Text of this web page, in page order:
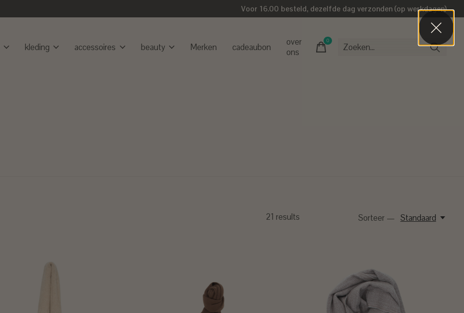
Voor 16.00 besteld, dezelfde dag verzonden (op werkdagen)
kleding accessoires beauty Merken cadeaubon
over
ons
0items
21 results Sorteer — Standaard